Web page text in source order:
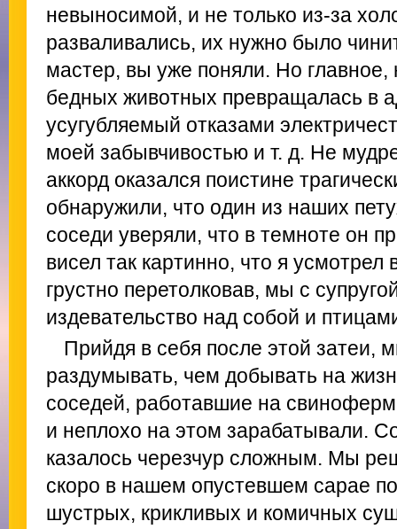
невыносимой, и не только из-за
разваливались, их нужно было
мастер, вы уже поняли. Но
бедных животных превращалась в
усугубляемый отказами
моей забывчивостью и т. д. Не
аккорд оказался поистине
обнаружили, что один из наших
соседи уверяли, что в темноте он
висел так картинно, что я
грустно перетолковав, мы с
издевательство над собой и
Прийдя в себя после этой затеи,
раздумывать, чем добывать на
соседей, работавшие на
и неплохо на этом зарабатывали.
казалось черезчур сложным. Мы
скоро в нашем опустевшем сарае
шустрых, крикливых и комичных